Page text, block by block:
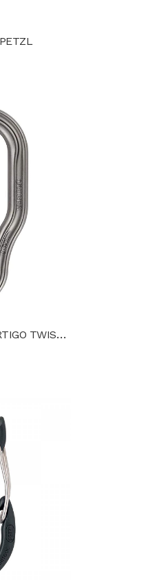
Conector para amarre VERTIGO TWIST-LOCK PETZL